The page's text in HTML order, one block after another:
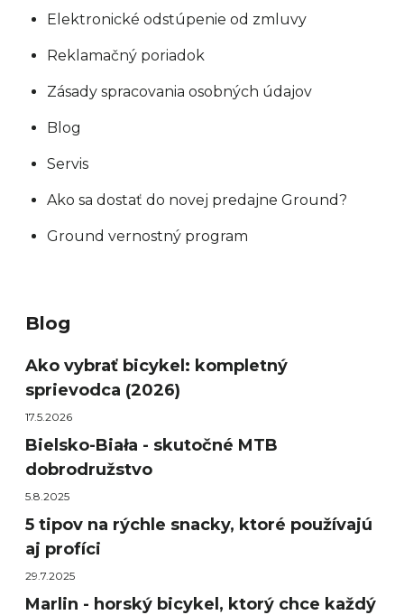
Elektronické odstúpenie od zmluvy
Reklamačný poriadok
Zásady spracovania osobných údajov
Blog
Servis
Ako sa dostať do novej predajne Ground?
Ground vernostný program
Blog
Ako vybrať bicykel: kompletný
sprievodca (2026)
17.5.2026
Bielsko-Biała - skutočné MTB
dobrodružstvo
5.8.2025
5 tipov na rýchle snacky, ktoré používajú
aj profíci
29.7.2025
Marlin - horský bicykel, ktorý chce každý